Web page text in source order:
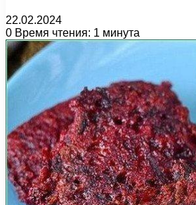
22.02.2024
0 Время чтения: 1 минута